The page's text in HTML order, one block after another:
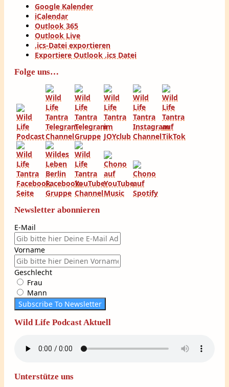
Google Kalender
iCalendar
Outlook 365
Outlook Live
.ics-Datei exportieren
Exportiere Outlook .ics Datei
Folge uns…
Newsletter abonnieren
E-Mail
Vorname
Geschlecht
Frau
Mann
Subscribe To Newsletter
Wild Life Podcast Aktuell
Unterstütze uns